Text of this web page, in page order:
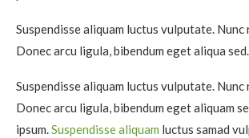
Suspendisse aliquam luctus vulputate.
Donec arcu ligula, bibendum eget aliqua sed.
Suspendisse aliquam luctus vulputate.
Donec arcu ligula, bibendum eget aliquam
ipsum.Suspendisse aliquam luctus samad